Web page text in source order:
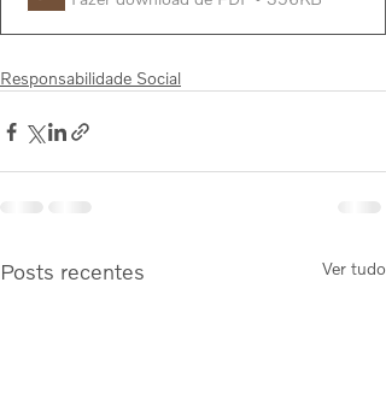
Responsabilidade Social
Posts recentes Ver tudo